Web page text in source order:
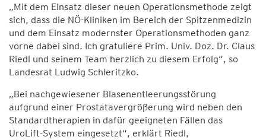
„Mit dem Einsatz dieser neuen Operationsmethode zeigt
sich, dass die NÖ-Kliniken im Bereich der Spitzenmedizin
und dem Einsatz modernster Operationsmethoden ganz
vorne dabei sind. Ich gratuliere Prim. Univ. Doz. Dr. Claus
Riedl und seinem Team herzlich zu diesem Erfolg“, so
Landesrat Ludwig Schleritzko.
„Bei nachgewiesener Blasenentleerungsstörung
aufgrund einer Prostatavergrößerung wird neben den
Standardtherapien in dafür geeigneten Fällen das
UroLift-System eingesetzt“, erklärt Riedl,